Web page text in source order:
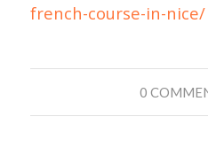
french-course-in-nice/
0